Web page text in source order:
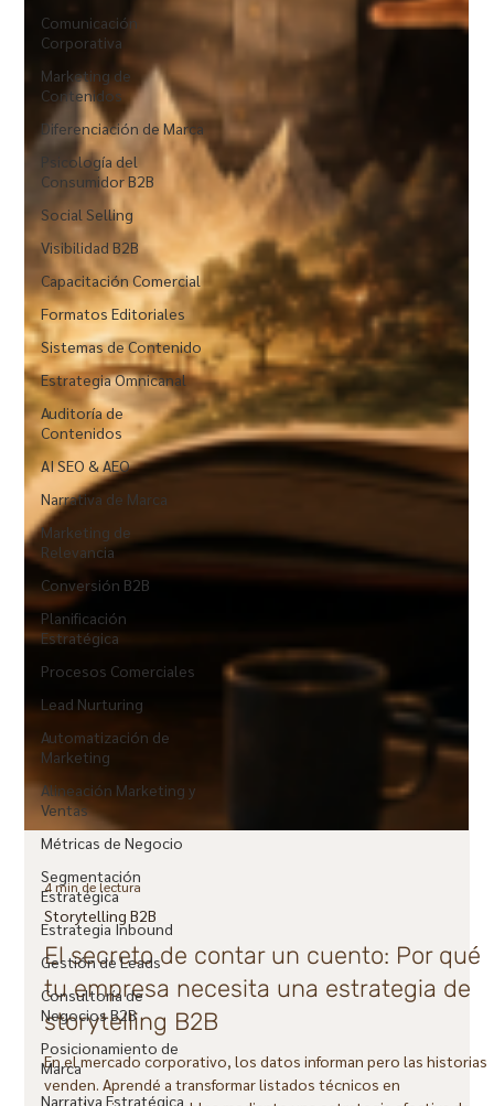
Comunicación
Corporativa
Marketing de
Contenidos
Diferenciación de Marca
Psicología del
Consumidor B2B
Social Selling
Visibilidad B2B
Capacitación Comercial
Formatos Editoriales
Sistemas de Contenido
Estrategia Omnicanal
Auditoría de
Contenidos
AI SEO & AEO
Narrativa de Marca
Marketing de
Relevancia
Conversión B2B
Planificación
Estratégica
Procesos Comerciales
Lead Nurturing
Automatización de
Marketing
Alineación Marketing y
Ventas
Métricas de Negocio
Segmentación
Estratégica
Estrategia Inbound
Gestión de Leads
Consultoría de
Negocios B2B
Posicionamiento de
Marca
Narrativa Estratégica
4 min de lectura
Storytelling B2B
El secreto de contar un cuento: Por qué
tu empresa necesita una estrategia de
storytelling B2B
En el mercado corporativo, los datos informan pero las historias